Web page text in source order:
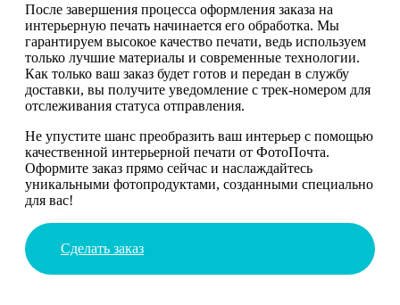
После завершения процесса оформления заказа на
интерьерную печать начинается его обработка. Мы
гарантируем высокое качество печати, ведь используем
только лучшие материалы и современные технологии.
Как только ваш заказ будет готов и передан в службу
доставки, вы получите уведомление с трек-номером для
отслеживания статуса отправления.
Не упустите шанс преобразить ваш интерьер с помощью
качественной интерьерной печати от ФотоПочта.
Оформите заказ прямо сейчас и наслаждайтесь
уникальными фотопродуктами, созданными специально
для вас!
Сделать заказ